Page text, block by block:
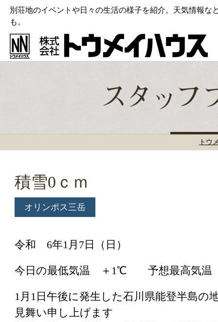
別荘地のイベントや日々の生活の様子を紹介。天気情報な
も。
トウ
積雪0ｃｍ
オリンポス三岳
令和 6年1月7日（日）
今日の最低気温 ＋1℃ 予想最高
1月1日午後に発生した石川県能登半島の
見舞い申し上げます